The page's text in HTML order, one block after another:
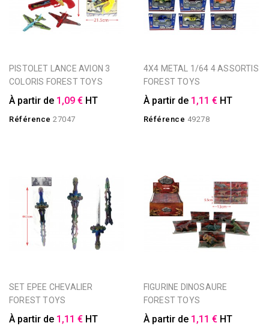
PISTOLET LANCE AVION 3
COLORIS FOREST TOYS
À partir de 1,09 € HT
Référence 27047
4X4 METAL 1/64 4 ASSORTIS
FOREST TOYS
À partir de 1,11 € HT
Référence 49278
SET EPEE CHEVALIER
FOREST TOYS
À partir de 1,11 € HT
FIGURINE DINOSAURE
FOREST TOYS
À partir de 1,11 € HT